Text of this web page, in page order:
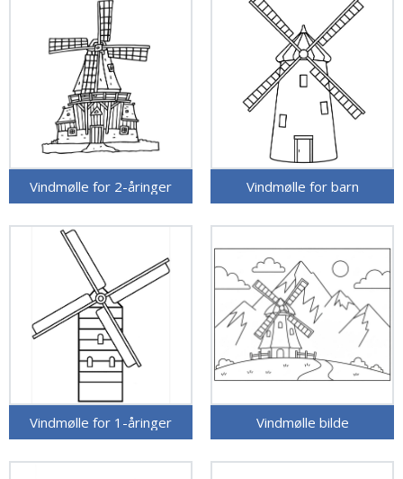
Vindmølle for 2-åringer Vindmølle for barn
Vindmølle for 1-åringer Vindmølle bilde